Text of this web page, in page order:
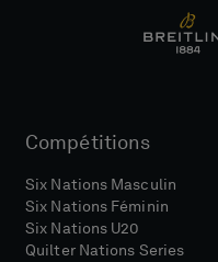
Compétitions
Six Nations Masculin
Six Nations Féminin
Six Nations U20
Quilter Nations Series